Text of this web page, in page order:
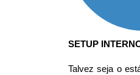
SETUP
Talvez seja o